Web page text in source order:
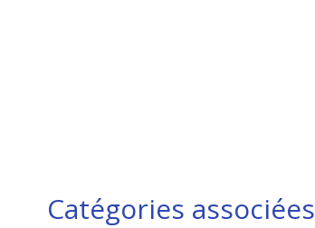
Catégories associées